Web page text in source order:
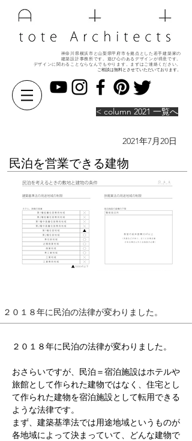
神奈川県横浜市と山梨県甲府市を拠点とした若手建築家の
建築設計事務所です。遊び心のある デザインが得意です。
デザインに関わることならなんでもやります。 まずはご連絡ください。
ご相談は無料とさせていただいております。
< column 2021 一覧へ
2021年7月20日
民泊を営業できる建物
２０１８年に​民泊の法律が変わりました。
２０１８年に​民泊の法律が変わりました。​
おさらいですが、民泊＝宿泊施設はホテルや
旅館として作られた建物ではなく、住宅とし
て作られた建物を宿泊施設として転用できる
ような法律です。
まず、建築基準法では用途地域というものが
各地域によって決まっていて、どんな建物で